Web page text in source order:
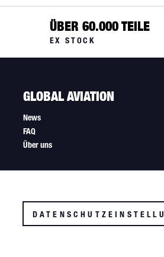
ÜBER 60.000 TEILE
EX STOCK
GLOBAL AVIATION
News
FAQ
Über uns
Tracking